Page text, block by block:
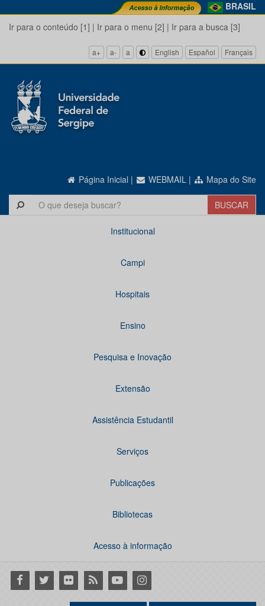
BRASIL
Ir para o conteúdo [1] | Ir para o menu [2] | Ir para a busca [3]
a+ a- a English Español Français
Página Inicial | WEBMAIL | Mapa do Site
Institucional
Campi
Hospitais
Ensino
Pesquisa e Inovação
Extensão
Assistência Estudantil
Serviços
Publicações
Bibliotecas
Acesso à informação
Facebook
Twitter Flickr RSS YoutubeInstagram